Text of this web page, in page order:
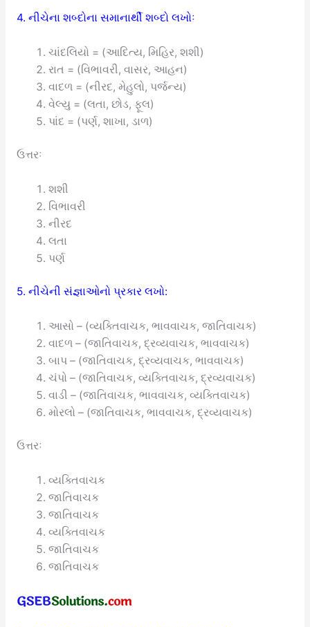
4. નીચેના શબ્દોના સમાનાર્થી શબ્દો લખોઃ
ચાંદલિયો = (આદિત્ય, મિહિર, શશી)
રાત = (વિભાવરી, વાસર, આહન)
વાદળ = (નીરદ, મેહુલો, પર્જન્ય)
વેલ્યુ = (લતા, છોડ, ફૂલ)
પાંદ = (પર્ણ, શાખા, ડાળ)
ઉત્તરઃ
શશી
વિભાવરી
નીરદ
લતા
પર્ણ
5. નીચેની સંજ્ઞાઓનો પ્રકાર લખો:
આસો – (વ્યક્તિવાચક, ભાવવાચક, જાતિવાચક)
વાદળ – (જાતિવાચક, દ્રવ્યવાચક, ભાવવાચક)
બાપ – (જાતિવાચક, દ્રવ્યવાચક, ભાવવાચક)
ચંપો – (જાતિવાચક, વ્યક્તિવાચક, દ્રવ્યવાચક)
વાડી – (જાતિવાચક, ભાવવાચક, વ્યક્તિવાચક)
મોરલો – (જાતિવાચક, ભાવવાચક, દ્રવ્યવાચક)
ઉત્તરઃ
વ્યક્તિવાચક
જાતિવાચક
જાતિવાચક
વ્યક્તિવાચક
જાતિવાચક
જાતિવાચક